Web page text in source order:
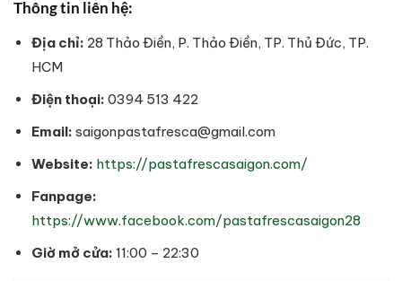
Thông tin liên hệ:
Địa chỉ: 28 Thảo Điền, P. Thảo Điền, TP. Thủ Đức, TP.
HCM
Điện thoại: 0394 513 422
Email: saigonpastafresca@gmail.com
Website: https://pastafrescasaigon.com/
Fanpage:
https://www.facebook.com/pastafrescasaigon28
Giờ mở cửa: 11:00 – 22:30